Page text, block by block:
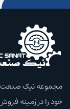
خود را در زمینه